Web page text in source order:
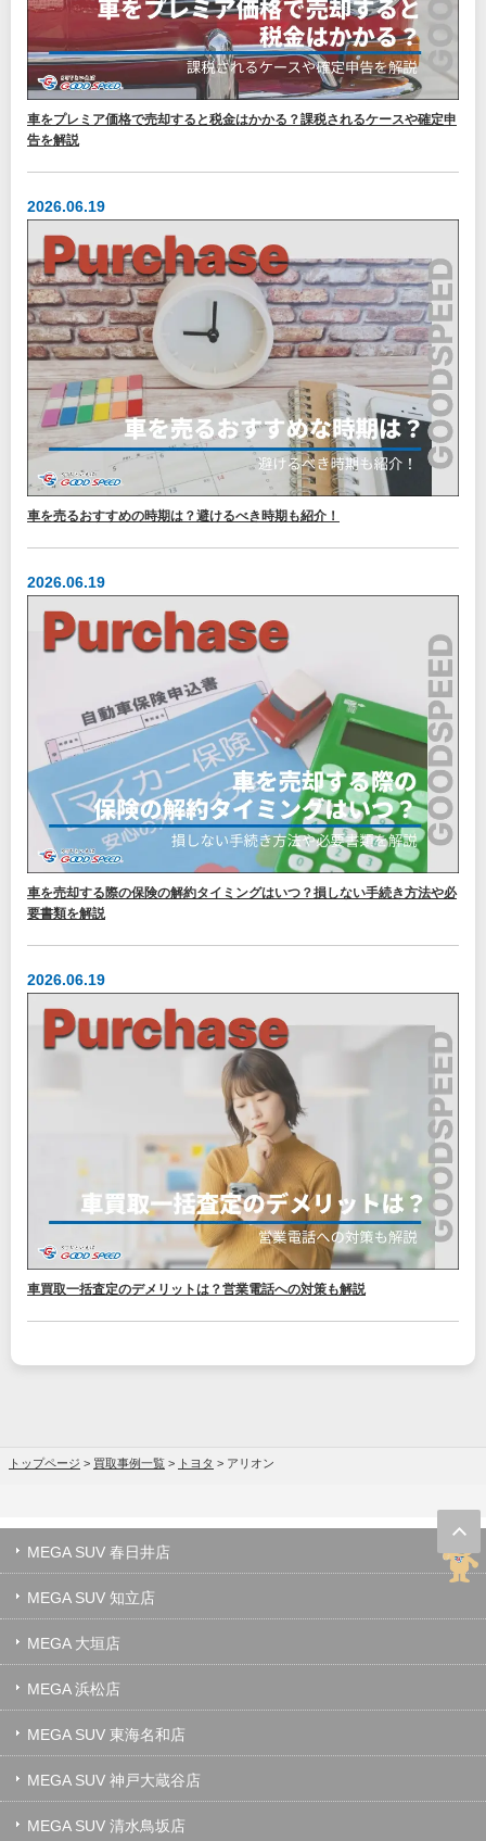
車をプレミア価格で売却すると税金はかかる？課税されるケースや確定申
告を解説
2026.06.19
車を売るおすすめの時期は？避けるべき時期も紹介！
2026.06.19
車を売却する際の保険の解約タイミングはいつ？損しない手続き方法や必
要書類を解説
2026.06.19
車買取一括査定のデメリットは？営業電話への対策も解説
トップページ > 買取事例一覧 > トヨタ > アリオン
MEGA SUV 春日井店
MEGA SUV 知立店
MEGA 大垣店
MEGA 浜松店
MEGA SUV 東海名和店
MEGA SUV 神戸大蔵谷店
MEGA SUV 清水鳥坂店